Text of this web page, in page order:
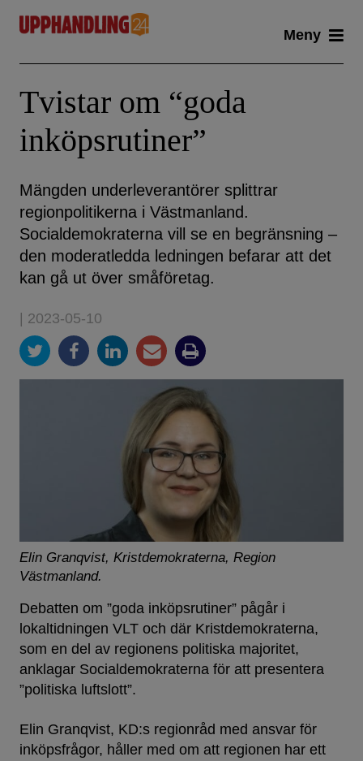
content
Meny
Tvistar om “goda
inköpsrutiner”
Mängden underleverantörer splittrar
regionpolitikerna i Västmanland.
Socialdemokraterna vill se en begränsning –
den moderatledda ledningen befarar att det
kan gå ut över småföretag.
| 2023-05-10
Elin Granqvist, Kristdemokraterna, Region
Västmanland.
Debatten om ”goda inköpsrutiner” pågår i
lokaltidningen VLT och där Kristdemokraterna,
som en del av regionens politiska majoritet,
anklagar Socialdemokraterna för att presentera
”politiska luftslott”.
Elin Granqvist, KD:s regionråd med ansvar för
inköpsfrågor, håller med om att regionen har ett